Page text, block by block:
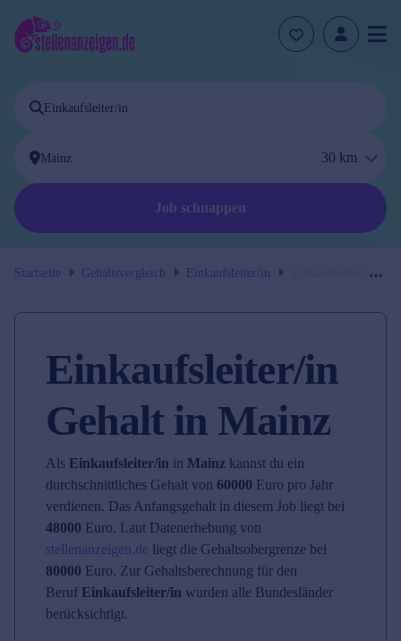
30 km
Job schnappen
Startseite Gehaltsvergleich Einkaufsleiter/in
Einkaufsleiter/in
Einkaufsleiter/in
Gehalt in Mainz
Als Einkaufsleiter/in in Mainz kannst du ein
durchschnittliches Gehalt von 60000 Euro pro Jahr
verdienen. Das Anfangsgehalt in diesem Job liegt bei
48000 Euro. Laut Datenerhebung von
stellenanzeigen.de liegt die Gehaltsobergrenze bei
80000 Euro. Zur Gehaltsberechnung für den
Beruf Einkaufsleiter/in wurden alle Bundesländer
berücksichtigt.